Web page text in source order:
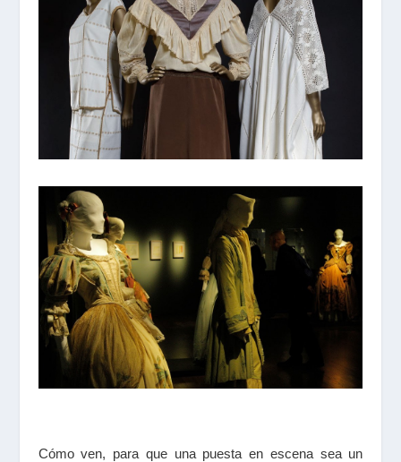
Cómo ven, para que una puesta en escena sea un